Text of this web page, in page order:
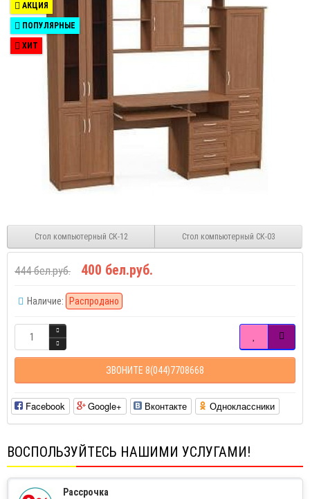
АКЦИЯ
ПОПУЛЯРНЫЕ
ХИТ
Стол компьютерный СК-12 Стол компьютерный СК-03
444 бел.руб. 400 бел.руб.
Наличие: Распродано
ЗВОНИТЕ 8(044)7708668
Facebook Google+ Вконтакте Одноклассники
ВОСПОЛЬЗУЙТЕСЬ НАШИМИ УСЛУГАМИ!
Рассрочка